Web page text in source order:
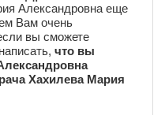
Александровна еще
Вам очень
вы сможете
что вы
Хахилева Мария